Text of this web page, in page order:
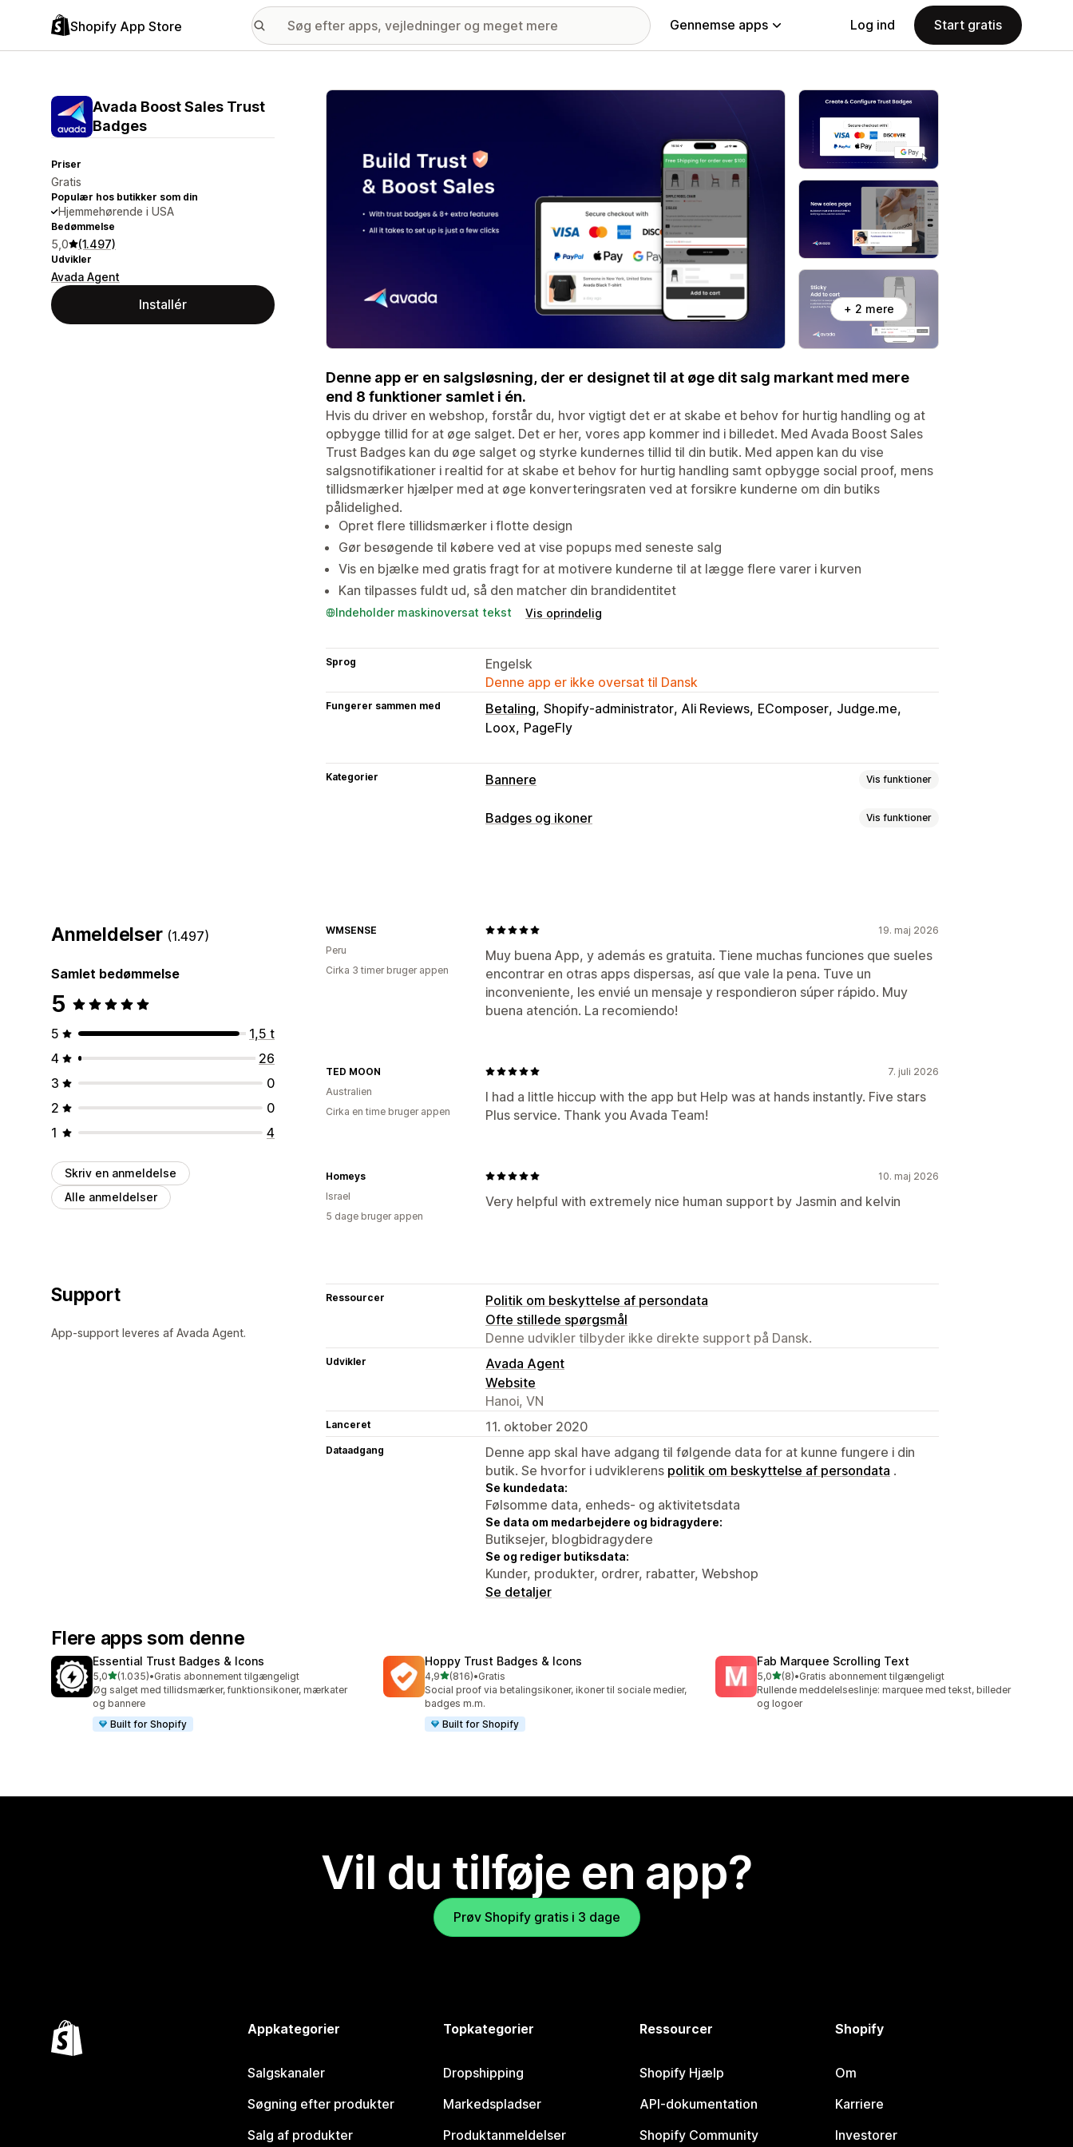
Shopify App Store Gennemse apps Log ind Start gratis
Avada Boost Sales Trust
Badges
Priser
Gratis
Populær hos butikker som din
Hjemmehørende i USA
Bedømmelse
5,0 (1.497)
Udvikler
Avada Agent
Installér
Galleri med udvalgte billeder
+ 2 mere
Denne app er en salgsløsning, der er designet til at øge dit salg markant med mere
end 8 funktioner samlet i én.
Hvis du driver en webshop, forstår du, hvor vigtigt det er at skabe et behov for hurtig handling og at
opbygge tillid for at øge salget. Det er her, vores app kommer ind i billedet. Med Avada Boost Sales
Trust Badges kan du øge salget og styrke kundernes tillid til din butik. Med appen kan du vise
salgsnotifikationer i realtid for at skabe et behov for hurtig handling samt opbygge social proof, mens
tillidsmærker hjælper med at øge konverteringsraten ved at forsikre kunderne om din butiks
pålidelighed.
Opret flere tillidsmærker i flotte design
Gør besøgende til købere ved at vise popups med seneste salg
Vis en bjælke med gratis fragt for at motivere kunderne til at lægge flere varer i kurven
Kan tilpasses fuldt ud, så den matcher din brandidentitet
Indeholder maskinoversat tekst Vis oprindelig
Sprog
Engelsk
Denne app er ikke oversat til Dansk
Fungerer sammen med Betaling Shopify-administrator Ali Reviews EComposer Judge.me
Loox PageFly
Kategorier Bannere Vis funktioner
Bannertype
Badges og ikoner Vis funktioner
Baggrunde
Placering af ikon
Automatisk placering Side med indkøbskurv Startside Produktsider
Anmeldelser (1.497)
Samlet bedømmelse
5
5
1,5 t
4
26
3
0
2
0
1
4
Skriv en anmeldelse
Alle anmeldelser
19. maj 2026
Muy buena App, y además es gratuita. Tiene muchas funciones que sueles
encontrar en otras apps dispersas, así que vale la pena. Tuve un
inconveniente, les envié un mensaje y respondieron súper rápido. Muy
buena atención. La recomiendo!
WMSENSE
Peru
Cirka 3 timer bruger appen
7. juli 2026
I had a little hiccup with the app but Help was at hands instantly. Five stars
Plus service. Thank you Avada Team!
TED MOON
Australien
Cirka en time bruger appen
10. maj 2026
Very helpful with extremely nice human support by Jasmin and kelvin
Homeys
Israel
5 dage bruger appen
Support
App-support leveres af Avada Agent.
Ressourcer
Politik om beskyttelse af persondata
Ofte stillede spørgsmål
Denne udvikler tilbyder ikke direkte support på Dansk.
Udvikler
Avada Agent
Website
Hanoi, VN
Lanceret 11. oktober 2020
Dataadgang
Denne app skal have adgang til følgende data for at kunne fungere i din
butik. Se hvorfor i udviklerens politik om beskyttelse af persondata .
Se kundedata:
Følsomme data, enheds- og aktivitetsdata
Se data om medarbejdere og bidragydere:
Butiksejer, blogbidragydere
Se og rediger butiksdata:
Kunder, produkter, ordrer, rabatter, Webshop
Se detaljer
Flere apps som denne
Essential Trust Badges & Icons
5,0ud af 5 stjerner
(1.035)
1035 anmeldelser i alt
•Gratis abonnement tilgængeligt
Øg salget med tillidsmærker, funktionsikoner, mærkater
og bannere
Built for Shopify
Hoppy Trust Badges & Icons
4,9ud af 5 stjerner
(816)
816 anmeldelser i alt
•Gratis
Social proof via betalingsikoner, ikoner til sociale medier,
badges m.m.
Built for Shopify
Fab Marquee Scrolling Text
5,0ud af 5 stjerner
(8)
8 anmeldelser i alt
•Gratis abonnement tilgængeligt
Rullende meddelelseslinje: marquee med tekst, billeder
og logoer
Vil du tilføje en app?
Prøv Shopify gratis i 3 dage
Appkategorier
Salgskanaler
Søgning efter produkter
Salg af produkter
Topkategorier
Dropshipping
Markedspladser
Produktanmeldelser
Ressourcer
Shopify Hjælp
API-dokumentation
Shopify Community
Shopify
Om
Karriere
Investorer